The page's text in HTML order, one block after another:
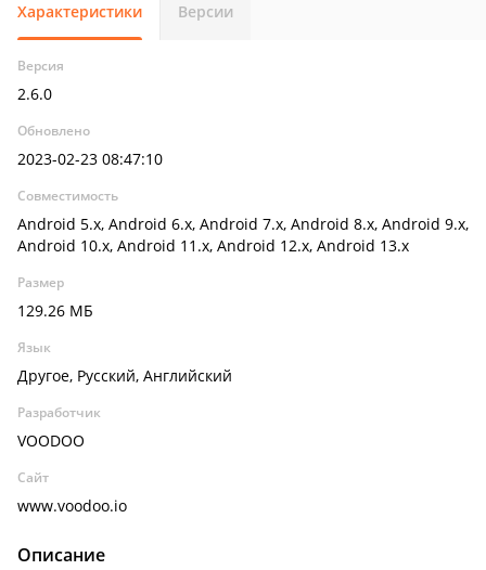
Характеристики Версии
Версия
2.6.0
Обновлено
2023-02-23 08:47:10
Совместимость
Android 5.x, Android 6.x, Android 7.x, Android 8.x, Android 9.x,
Android 10.x, Android 11.x, Android 12.x, Android 13.x
Размер
129.26 МБ
Язык
Другое, Русский, Английский
Разработчик
VOODOO
Сайт
www.voodoo.io
Описание